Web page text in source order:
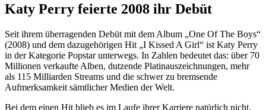
Katy Perry feierte 2008 ihr Debüt
Seit ihrem überragenden Debüt mit dem Album „One Of The Boys“
(2008) und dem dazugehörigen Hit „I Kissed A Girl“ ist Katy Perry
in der Kategorie Popstar unterwegs. In Zahlen bedeutet das: über 70
Millionen verkaufte Alben, dutzende Platinauszeichnungen, mehr
als 115 Milliarden Streams und die schwer zu bremsende
Aufmerksamkeit sämtlicher Medien der Welt.
Bei dem einen Hit blieb es im Laufe ihrer Karriere natürlich nicht.